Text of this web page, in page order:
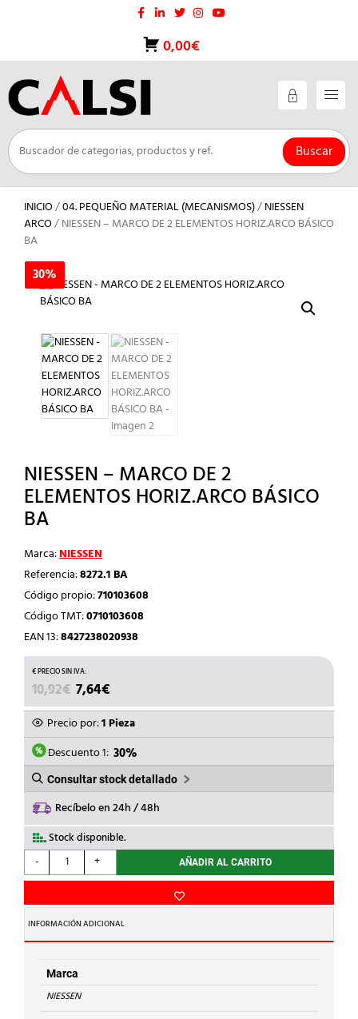
0,00€
Buscar
INICIO/04. PEQUEÑO MATERIAL (MECANISMOS)/NIESSEN
ARCO/ NIESSEN – MARCO DE 2 ELEMENTOS HORIZ.ARCO BÁSICO
BA
30%
NIESSEN – MARCO DE 2
ELEMENTOS HORIZ.ARCO BÁSICO
BA
Marca:NIESSEN
Referencia:8272.1 BA
Código propio:710103608
Código TMT:0710103608
EAN 13:8427238020938
10,92€ EL
PRECIO
ORIGINAL
ERA:
10,92€.
7,64€
PRECIO
ACTUAL
ES:
7,64€.
Precio por:1 Pieza
Descuento 1: 30%
Consultar stock detallado
Recíbelo en 24h / 48h
Stock disponible.
-
NIESSEN
-
DE
2
ELEMENTOS
HORIZ.ARCO
BÁSICO
BA
cantidad
+ AÑADIR AL CARRITO
INFORMACIÓN ADICIONAL
Marca
NIESSEN
30%